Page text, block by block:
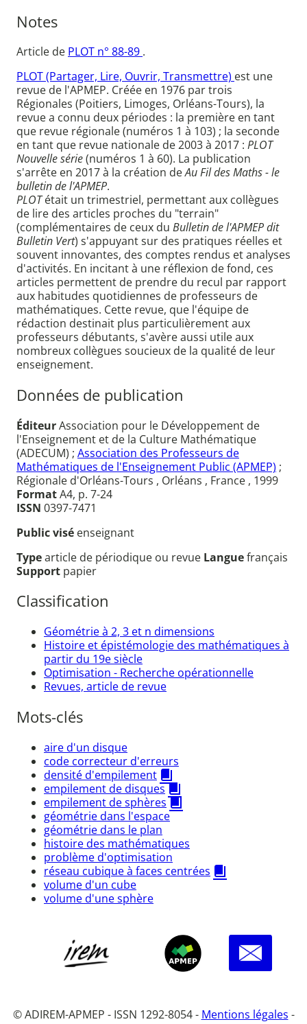
Notes
Article de PLOT n° 88-89 .
PLOT (Partager, Lire, Ouvrir, Transmettre) est une
revue de l'APMEP. Créée en 1976 par trois
Régionales (Poitiers, Limoges, Orléans-Tours), la
revue a connu deux périodes : la première en tant
que revue régionale (numéros 1 à 103) ; la seconde
en tant que revue nationale de 2003 à 2017 : PLOT
Nouvelle série(numéros 1 à 60). La publication
s'arrête en 2017 à la création deAu Fil des Maths - le
bulletin de l'APMEP.
PLOTétait un trimestriel, permettant aux collègues
de lire des articles proches du "terrain"
(complémentaires de ceux du Bulletin de l'APMEP dit
Bulletin Vert) s'appuyant sur des pratiques réelles et
souvent innovantes, des comptes rendus et analyses
d'activités. En incitant à une réflexion de fond, ces
articles permettent de prendre du recul par rapport
aux habitudes quotidiennes de professeurs de
mathématiques. Cette revue, que l'équipe de
rédaction destinait plus particulièrement aux
professeurs débutants, s'avère aussi utile aux
nombreux collègues soucieux de la qualité de leur
enseignement.
Données de publication
ÉditeurAssociation pour le Développement de
l'Enseignement et de la Culture Mathématique
(ADECUM) ; Association des Professeurs de
Mathématiques de l'Enseignement Public (APMEP) ;
Régionale d'Orléans-Tours , Orléans , France , 1999
FormatA4, p. 7-24
ISSN 0397-7471
Public visé enseignant
Typearticle de périodique ou revue Languefrançais
Support papier
Classification
Géométrie à 2, 3 et n dimensions
Histoire et épistémologie des mathématiques à
partir du 19e siècle
Optimisation - Recherche opérationnelle
Revues, article de revue
Mots-clés
aire d'un disque
code correcteur d'erreurs
densité d'empilement
empilement de disques
empilement de sphères
géométrie dans l'espace
géométrie dans le plan
histoire des mathématiques
problème d'optimisation
réseau cubique à faces centrées
volume d'un cube
volume d'une sphère
© ADIREM-APMEP - ISSN 1292-8054 - Mentions légales -